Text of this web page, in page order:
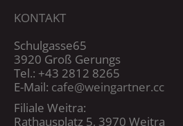
KONTAKT
Schulgasse65
3920 Groß Gerungs
Tel.: +43 2812 8265
E-Mail: cafe@weingartner.cc
Filiale Weitra:
Rathausplatz 5, 3970 Weitra